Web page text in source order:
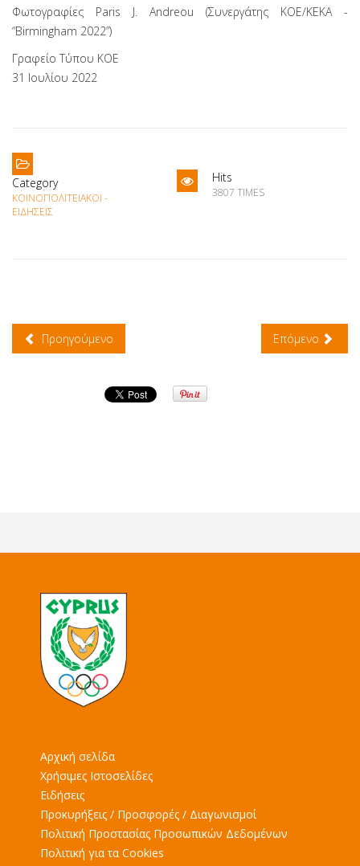
Φωτογραφίες Paris J. Andreou (Συνεργάτης KOE/ΚΕΚΑ -
“Birmingham 2022”)
Γραφείο Τύπου ΚΟΕ
31 Ιουλίου 2022
Category
ΚΟΙΝΟΠΟΛΙΤΕΙΑΚΟΊ -
ΕΙΔΉΣΕΙΣ
Hits
3807 TIMES
Προηγούμενο Επόμενο
Αρχική σελίδα
Χρήσιμες Ιστοσελίδες
Ειδήσεις
Προκυρήξεις / Προσφορές / Διαγωνισμοί
Πολιτική Προστασίας Προσωπικών Δεδομένων
Πολιτική για τα Cookies